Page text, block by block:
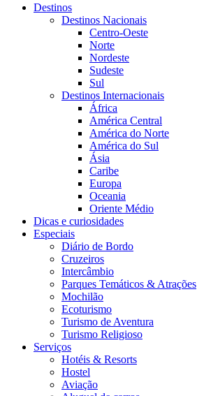
Destinos
Destinos Nacionais
Centro-Oeste
Norte
Nordeste
Sudeste
Sul
Destinos Internacionais
África
América Central
América do Norte
América do Sul
Ásia
Caribe
Europa
Oceania
Oriente Médio
Dicas e curiosidades
Especiais
Diário de Bordo
Cruzeiros
Intercâmbio
Parques Temáticos & Atrações
Mochilão
Ecoturismo
Turismo de Aventura
Turismo Religioso
Serviços
Hotéis & Resorts
Hostel
Aviação